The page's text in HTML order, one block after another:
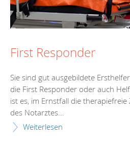
First Responder
Sie sind gut ausgebildete
die First Responder oder auch
ist es, im Ernstfall die
des Notarztes...
Weiterlesen